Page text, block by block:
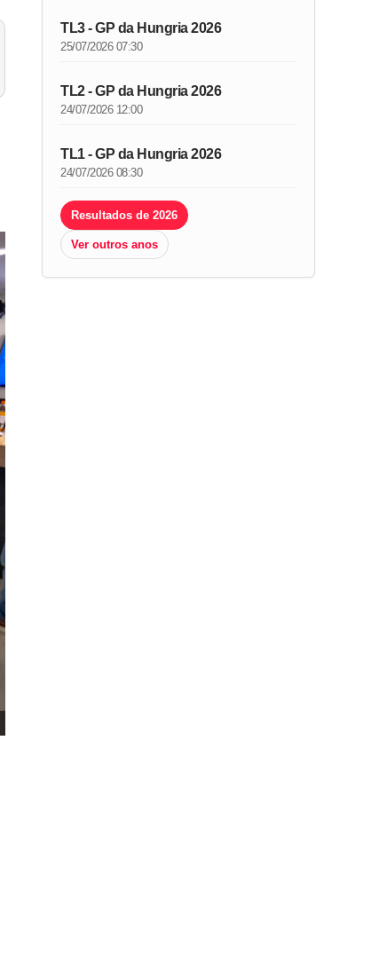
TL3 - GP da Hungria 2026
25/07/2026 07:30
TL2 - GP da Hungria 2026
24/07/2026 12:00
TL1 - GP da Hungria 2026
24/07/2026 08:30
Resultados de 2026
Ver outros anos